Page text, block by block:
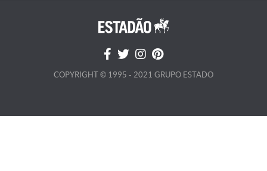
COPYRIGHT © 1995 - 2021 GRUPO ESTADO